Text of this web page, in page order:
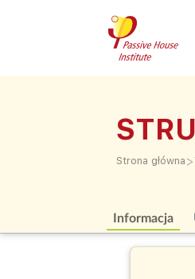
Strona główna >
Informacja